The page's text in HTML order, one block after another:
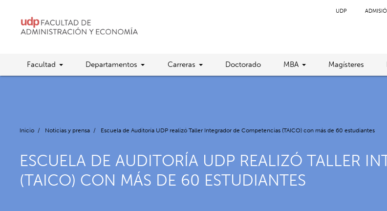
UDP
Facultad Departamentos Carreras Doctorado MBA Magísteres
Inicio / Noticias y prensa / Escuela de Auditoría UDP realizó Taller Integrador de Competencias (TAICO) con más de 60 estudiantes
ESCUELA DE AUDITORÍA UDP REALIZÓ TALLER
(TAICO) CON MÁS DE 60 ESTUDIANTES